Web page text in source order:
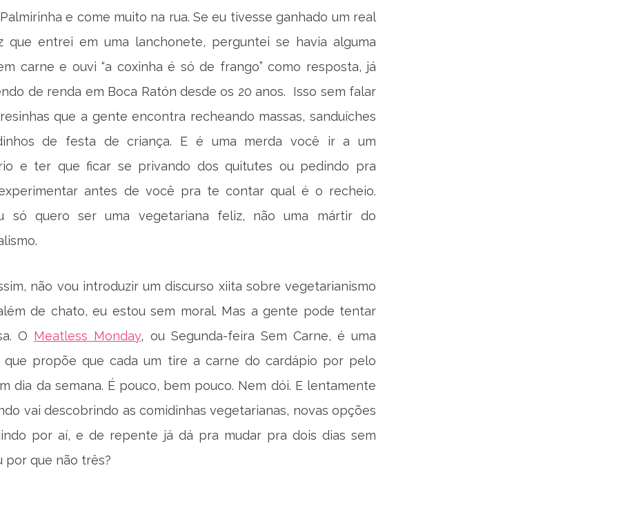
e come muito na rua. Se eu tivesse ganhado um real
que entrei em uma lanchonete, perguntei se havia alguma
carne e ouvi “a coxinha é só de frango” como resposta, já
de renda em Boca Ratón desde os 20 anos. Isso sem falar
que a gente encontra recheando massas, sanduíches
de festa de criança. E é uma merda você ir a um
e ter que ficar se privando dos quitutes ou pedindo pra
antes de você pra te contar qual é o recheio.
só quero ser uma vegetariana feliz, não uma mártir do
não vou introduzir um discurso xiita sobre vegetarianismo
de chato, eu estou sem moral. Mas a gente pode tentar
O Meatless Monday, ou Segunda-feira Sem Carne, é uma
que propõe que cada um tire a carne do cardápio por pelo
dia da semana. É pouco, bem pouco. Nem dói. E lentamente
vai descobrindo as comidinhas vegetarianas, novas opções
por aí, e de repente já dá pra mudar pra dois dias sem
por que não três?